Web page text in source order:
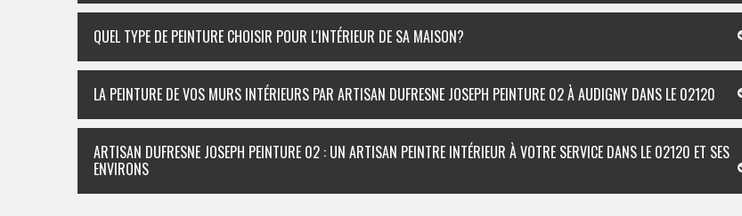
QUEL TYPE DE PEINTURE CHOISIR POUR L'INTÉRIEUR DE SA MAISON?
LA PEINTURE DE VOS MURS INTÉRIEURS PAR ARTISAN DUFRESNE JOSEPH PEINTURE 02 À AUDIGNY DANS LE 02120
ARTISAN DUFRESNE JOSEPH PEINTURE 02 : UN ARTISAN PEINTRE INTÉRIEUR À VOTRE SERVICE DANS LE 02120 ET SES
ENVIRONS